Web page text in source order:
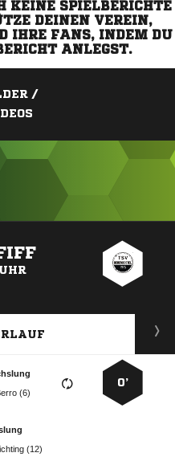
KEINE SPIELBERICHTE
DEINEN VEREIN,
IHRE FANS, INDEM DU
ANLEGST.
/
0’

